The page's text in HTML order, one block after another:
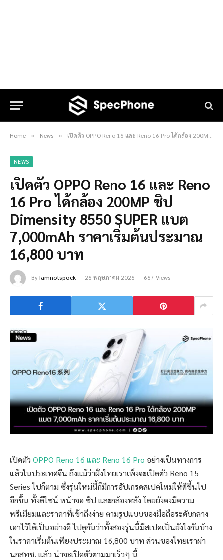
Home » News » เปิดตัว OPPO Reno 16 และ Reno 16 Pro ได้กล้อง 200MP ชิป Dimensity 8550 SUPER แบต 7,000mAh ราคาเริ่มต้นประมาณ 16,800 บาท
NEWS
เปิดตัว OPPO Reno 16 และ Reno
16 Pro ได้กล้อง 200MP ชิป
Dimensity 8550 SUPER แบต
7,000mAh ราคาเริ่มต้นประมาณ
16,800 บาท
ByIamnotspock 26 พฤษภาคม 2026 667 Views
เปิดตัว OPPO Reno 16 และ Reno 16 Pro อย่างเป็นทางการ
แล้วในประเทศจีน ถึงแม้ว่าฝั่งไทยเราเพิ่งจะเปิดตัว Reno 15
Series ไปก็ตาม ซึ่งรุ่นใหม่นี้ก็มีการอัปเกรดสเปคใหม่ให้ดีขึ้นไป
อีกขึ้น ทั้งดีไซน์ หน้าจอ ชิป และกล้องหลัง โดยยังคงมีความ
พรีเมียมและราคาที่เข้าถึงง่าย ตามรูปแบบของมือถือระดับกลาง
เอาไว้ได้เป็นอย่างดี ไปดูกันว่าทั้งสองรุ่นนี้มีสเปคเป็นยังไงกันบ้าง
ในราคาเริ่มต้นเพียงประมาณ 16,800 บาท ส่วนของไทยเราผ่า
นกสทช. แล้ว น่าจะเปิดตัวตามมาเร็วๆ นี้